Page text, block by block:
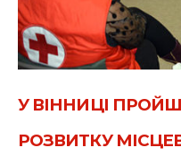
У ВІННИЦІ
РОЗВИТКУ